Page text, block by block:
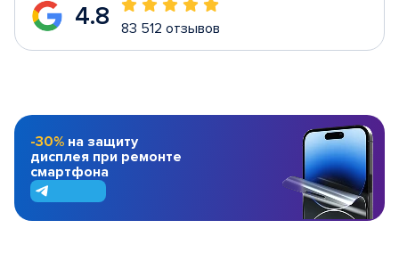
4.8 83 512 отзывов
-30% на защиту
дисплея при ремонте
смартфона